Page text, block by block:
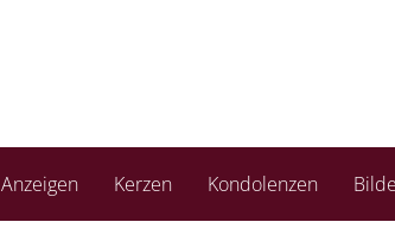
Anzeigen Kerzen Kondolenzen